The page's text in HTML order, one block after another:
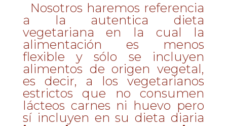
Nosotros haremos referencia
a la autenticadieta
vegetariana en la cual la
alimentación es menos
flexible y sólo se incluyen
alimentos de origen vegetal,
es decir, a los vegetarianos
estrictos que no consumen
lácteos carnes ni huevo pero
sí incluyen en su dieta diaria